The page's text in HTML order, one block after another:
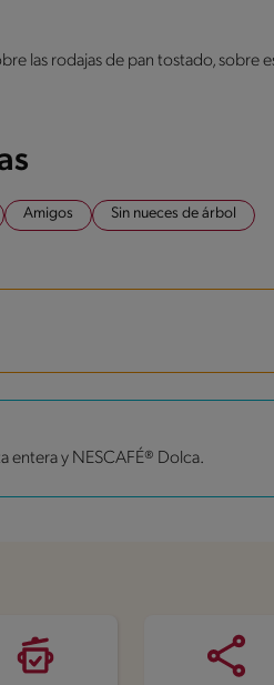
las rodajas de pan tostado, sobre
Amigos
Sin nueces de árbol
entera y NESCAFÉ® Dolca.